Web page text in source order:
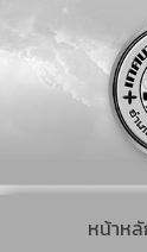
หน้าห